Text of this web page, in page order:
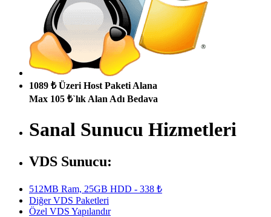
1089 ₺ Üzeri Host Paketi Alana
Max 105 ₺`lık Alan Adı Bedava
Sanal Sunucu Hizmetleri
VDS Sunucu:
512MB Ram, 25GB HDD - 338 ₺
Diğer VDS Paketleri
Özel VDS Yapılandır